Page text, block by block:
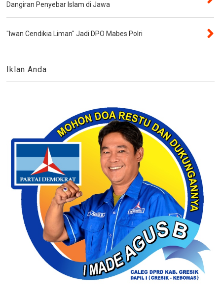
Dangiran Penyebar Islam di Jawa
"Iwan Cendikia Liman" Jadi DPO Mabes Polri
Iklan Anda